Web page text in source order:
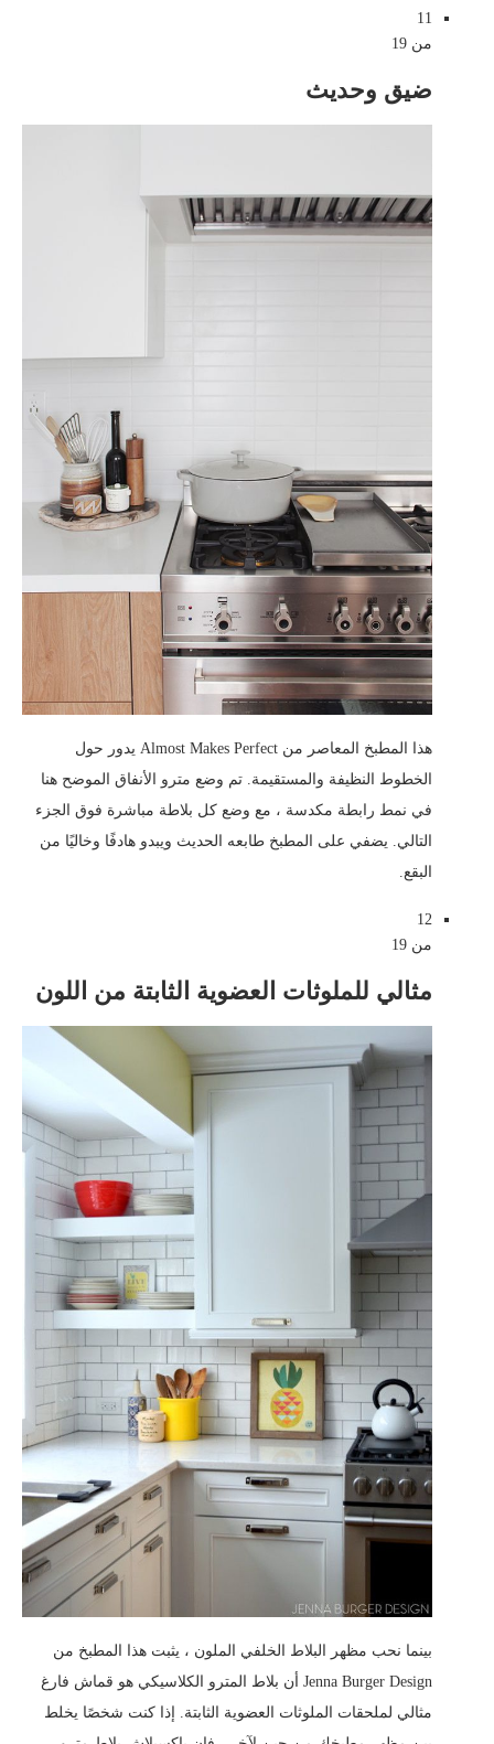
11
من 19
ضيق وحديث
هذا المطبخ المعاصر من Almost Makes Perfect يدور حول
الخطوط النظيفة والمستقيمة. تم وضع مترو الأنفاق الموضح هنا
في نمط رابطة مكدسة ، مع وضع كل بلاطة مباشرة فوق الجزء
التالي. يضفي على المطبخ طابعه الحديث ويبدو هادفًا وخاليًا من
البقع.
12
من 19
مثالي للملوثات العضوية الثابتة من اللون
بينما نحب مظهر البلاط الخلفي الملون ، يثبت هذا المطبخ من
Jenna Burger Design أن بلاط المترو الكلاسيكي هو قماش فارغ
مثالي لملحقات الملوثات العضوية الثابتة. إذا كنت شخصًا يخلط